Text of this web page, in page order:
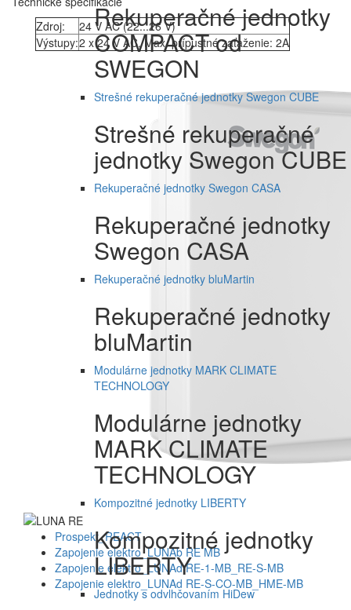
Rekuperačné jednotky
COMPACT od
SWEGON
Strešné rekuperačné jednotky Swegon CUBE
Strešné rekuperačné
jednotky Swegon CUBE
Rekuperačné jednotky Swegon CASA
Rekuperačné jednotky
Swegon CASA
Rekuperačné jednotky bluMartin
Rekuperačné jednotky
bluMartin
Modulárne jednotky MARK CLIMATE
TECHNOLOGY
Modulárne jednotky
MARK CLIMATE
TECHNOLOGY
Kompozitné jednotky LIBERTY
Kompozitné jednotky
LIBERTY
Jednotky s odvlhčovaním HiDew
Zdroj:
24 V AC (22...26 V)
Výstupy:2 x 24 V AC, Max.prípustné zaťaženie: 2A
Prospekt_REACT
Zapojenie elektro_LUNAb RE MB
Zapojenie elektro_LUNAd RE-1-MB_RE-S-MB
Zapojenie elektro_LUNAd RE-S-CO-MB_HME-MB